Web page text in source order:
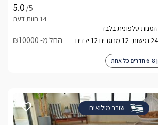
/5
החל מ- ₪10000
שובר מילואים